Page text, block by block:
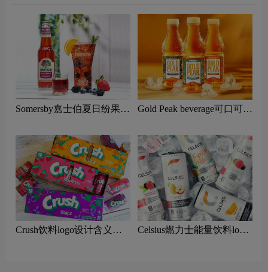
Somersby嘉士伯夏日纷果味
理念
Gold Peak beverage可口可乐
茶品牌理念
Crush饮料logo设计含义及
Celsius燃力士能量饮料logo